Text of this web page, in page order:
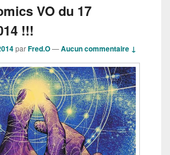
VO du 17
!!!
parFred.O—Aucun commentaire ↓